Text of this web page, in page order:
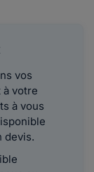
vos
votre
à vous
devis.